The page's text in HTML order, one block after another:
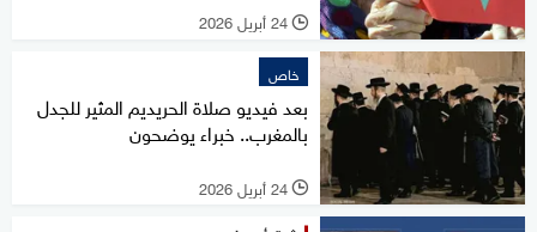
l 24 أبريل 2026
خاص
بعد فيديو صلاة الحريديم المثير للجدل
بالمغرب.. خبراء يوضحون
l 24 أبريل 2026